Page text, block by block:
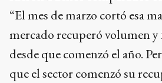
“El mes de marzo cortó esa
mercado recuperó volumen y
desde que comenzó el año.
que el sector comenzó su